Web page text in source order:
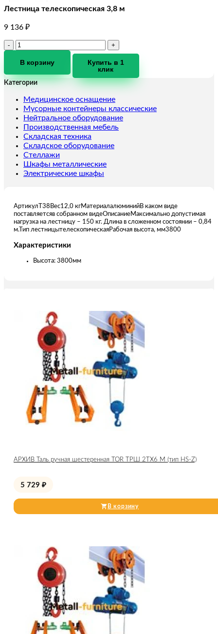
Лестница телескопическая 3,8 м
9 136 ₽
Количество
Лестница
телескопическая
3,8
В корзину
Купить в 1
клик
Категории
Медицинское оснащение
Мусорные контейнеры классические
Нейтральное оборудование
Производственная мебель
Складская техника
Складское оборудование
Стеллажи
Шкафы металлические
Электрические шкафы
АртикулТ38Вес12,0 кгМатериалалюминийВ каком виде
поставляетсяв собранном видеОписаниеМаксимально допустимая
нагрузка на лестницу – 150 кг. Длина в сложенном состоянии – 0,84
м.Тип лестницытелескопическаяРабочая высота, мм3800
Характеристики
Высота: 3800мм
АРХИВ Таль ручная шестеренная TOR ТРШ 2ТХ6 М (тип HS-Z)
5 729 ₽
В корзину